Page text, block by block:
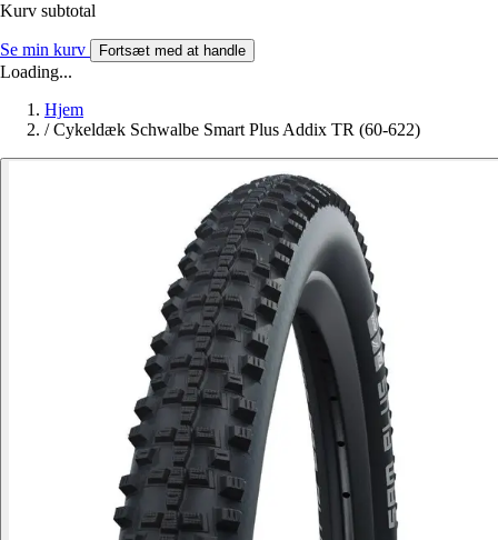
Kurv subtotal
Se min kurv Fortsæt med at handle
Loading...
Hjem
/ Cykeldæk Schwalbe Smart Plus Addix TR (60-622)